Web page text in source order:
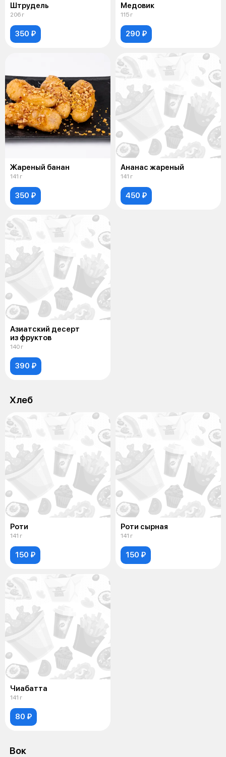
Штрудель
206 г
350 ₽
Медовик
115 г
290 ₽
Жареный банан
141 г
350 ₽
Ананас жареный
141 г
450 ₽
Азиатский десерт
из фруктов
140 г
390 ₽
Хлеб
Роти
141 г
150 ₽
Роти сырная
141 г
150 ₽
Чиабатта
141 г
80 ₽
Вок